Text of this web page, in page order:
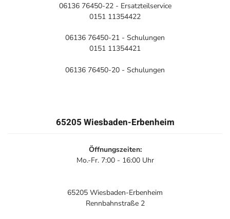
06136 76450-22 - Ersatzteilservice
0151 11354422
06136 76450-21 - Schulungen
0151 11354421
06136 76450-20 - Schulungen
65205 Wiesbaden-Erbenheim
Öffnungszeiten:
Mo.-Fr. 7:00 - 16:00 Uhr
65205 Wiesbaden-Erbenheim
Rennbahnstraße 2